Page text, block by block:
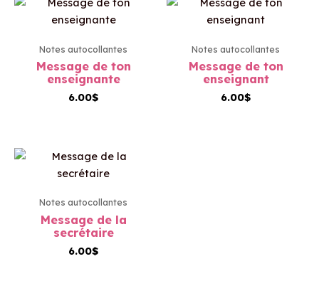
Notes autocollantes
Message de ton
enseignante
6.00$
Notes autocollantes
Message de ton
enseignant
6.00$
Notes autocollantes
Message de la
secrétaire
6.00$